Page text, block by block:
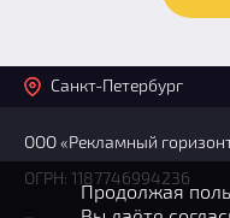
Санкт-Петербург
ООО «Рекламный
ОГРН: 1187746994236
Продолжая